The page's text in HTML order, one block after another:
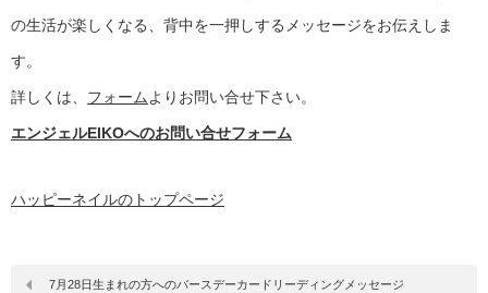
の生活が楽しくなる、背中を一押しするメッセージをお伝えしま
す。
詳しくは、 フォームよりお問い合せ下さい。
エンジェルEIKOへのお問い合せフォーム
ハッピーネイルのトップページ
7月28日生まれの方へのバースデーカードリーディングメッセージ